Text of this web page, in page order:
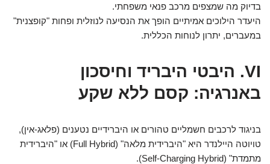
בדיוק מה שמצפים מרכב פנאי משפחתי.
היעדר הילוכים אמיתיים הופך את הנסיעה לנוזלית ופחות "קופצנית"
במעברים, יתרון לנוחות הכללית.
VI. היבטי היבריד וחיסכון
באנרגיה: קסם ללא שקע
בניגוד לרכבים חשמליים טהורים או היברידיים נטענים (פלאג-אין),
טויוטה היילנדר היא "היברידית מלאה" (Full Hybrid) או "היברידית
מתמדת" (Self-Charging Hybrid).